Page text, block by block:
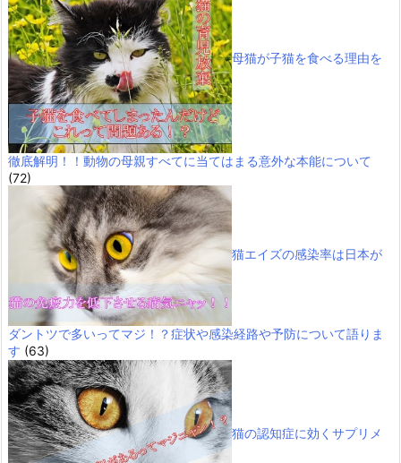
母猫が子猫を食べる理由を
徹底解明！！動物の母親すべてに当てはまる意外な本能について
(72)
猫エイズの感染率は日本が
ダントツで多いってマジ！？症状や感染経路や予防について語りま
す (63)
猫の認知症に効くサプリメ